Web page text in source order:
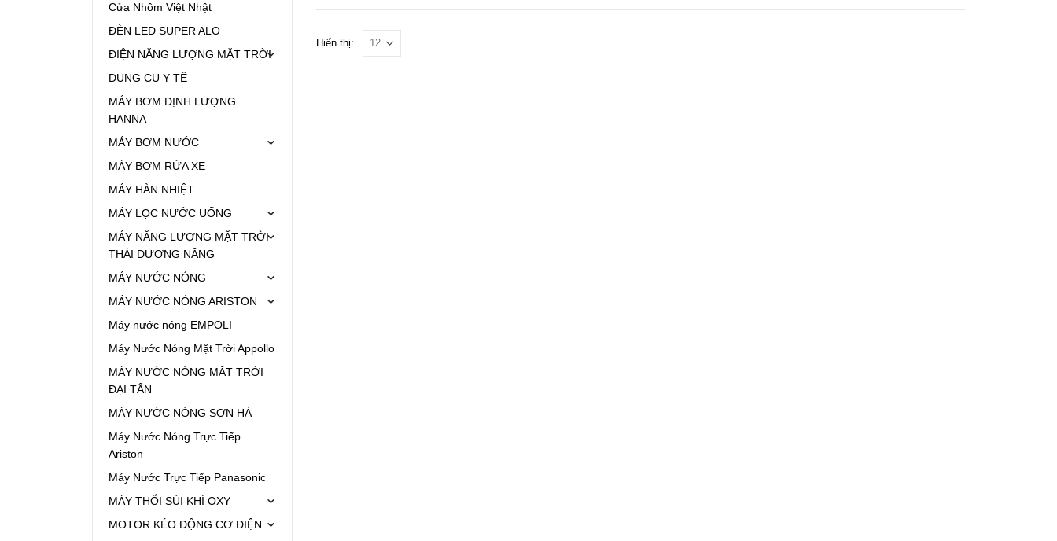
Hiển thị:
Cửa Nhôm Việt Nhật
ĐÈN LED SUPER ALO
ĐIỆN NĂNG LƯỢNG MẶT TRỜI
DỤNG CỤ Y TẾ
MÁY BƠM ĐỊNH LƯỢNG
HANNA
MÁY BƠM NƯỚC
MÁY BƠM RỬA XE
MÁY HÀN NHIỆT
MÁY LỌC NƯỚC UỐNG
MÁY NĂNG LƯỢNG MẶT TRỜI
THÁI DƯƠNG NĂNG
MÁY NƯỚC NÓNG
MÁY NƯỚC NÓNG ARISTON
Máy nước nóng EMPOLI
Máy Nước Nóng Mặt Trời Appollo
MÁY NƯỚC NÓNG MẶT TRỜI
ĐẠI TÂN
MÁY NƯỚC NÓNG SƠN HÀ
Máy Nước Nóng Trực Tiếp
Ariston
Máy Nước Trực Tiếp Panasonic
MÁY THỔI SỦI KHÍ OXY
MOTOR KÉO ĐỘNG CƠ ĐIỆN